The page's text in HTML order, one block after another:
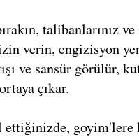
talibanlarınız
verin, engizisyon
ve sansür görülür,
çıkar.
ettiğinizde,